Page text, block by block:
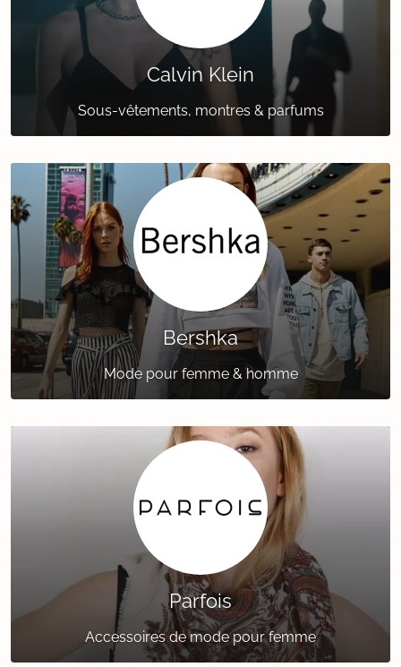
Calvin Klein
Sous-vêtements, montres & parfums
Bershka
Mode pour femme & homme
Parfois
Accessoires de mode pour femme